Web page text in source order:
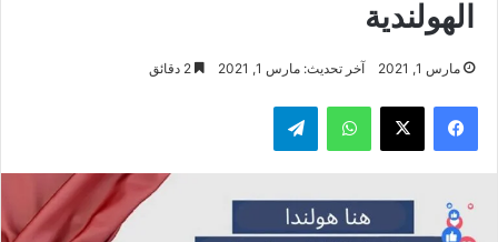
الهولندية
مارس 1, 2021 آخر تحديث: مارس 1, 2021
فيسبوك ‫X واتساب تيلقرام